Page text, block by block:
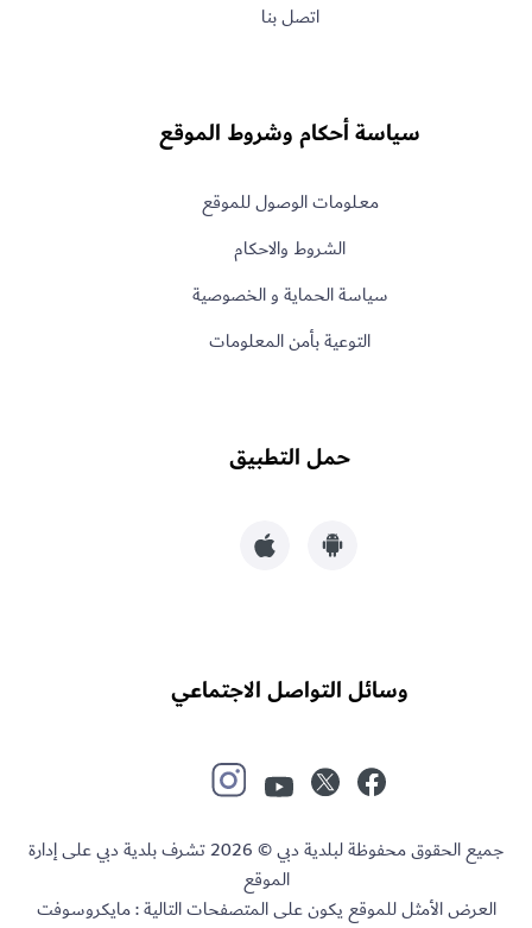
اتصل بنا
سياسة أحكام وشروط الموقع
معـلومات الوصول للموقع
الشروط والاحكام
سياسة الحماية و الخصوصية
التوعية بأمن المعلومات
حمل التطبيق
وسائل التواصل الاجتماعي
جميع الحقوق محفوظة لبلدية دبي © 2026 تشرف بلدية دبي على إدارة
الموقع
العرض الأمثل للموقع يكون على المتصفحات التالية : مايكروسوفت